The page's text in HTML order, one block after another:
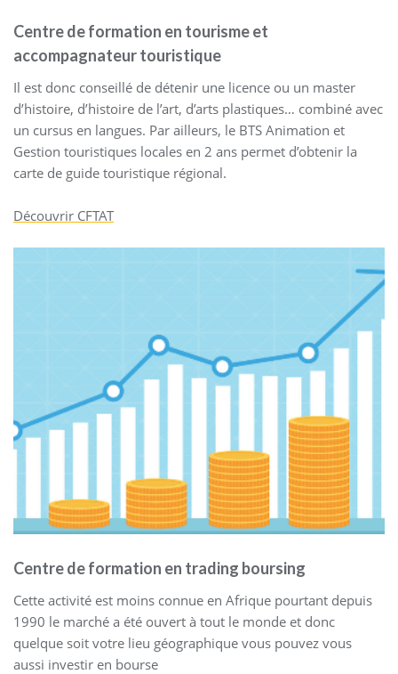
Centre de formation en tourisme et
accompagnateur touristique
Il est donc conseillé de détenir une licence ou un master
d’histoire, d’histoire de l’art, d’arts plastiques… combiné avec
un cursus en langues. Par ailleurs, le BTS Animation et
Gestion touristiques locales en 2 ans permet d’obtenir la
carte de guide touristique régional.
Découvrir CFTAT
Centre de formation en trading boursing
Cette activité est moins connue en Afrique pourtant depuis
1990 le marché a été ouvert à tout le monde et donc
quelque soit votre lieu géographique vous pouvez vous
aussi investir en bourse